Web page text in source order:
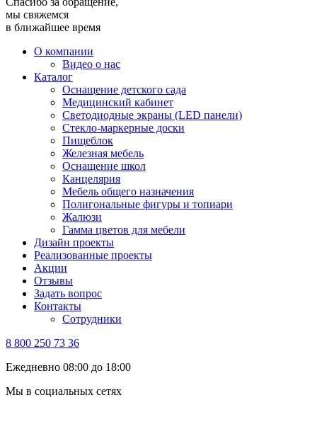
мы свяжемся
в ближайшее время
О компании
Видео о нас
Каталог
Оснащение детского сада
Медицинский кабинет
Светодиодные экраны (LED панели)
Стекло-маркерные доски
Пищеблок
Железная мебель
Оснащение школ
Канцелярия
Мебель общего назначения
Полигональные фигуры и топиари
Жалюзи
Гамма цветов для мебели
Дизайн проекты
Реализованные проекты
Акции
Отзывы
Задать вопрос
Контакты
Сотрудники
8 800 250 73 36
Ежедневно 08:00 до 18:00
Мы в социальных сетях